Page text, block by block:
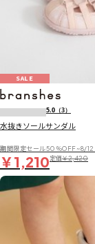
SALE
5.0 （3）
水抜きソールサンダル
期間限定セール50％OFF~8/12
￥1,210定価￥2,420